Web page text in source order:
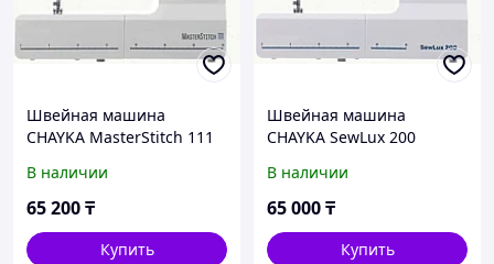
Швейная машина
CHAYKA MasterStitch 111
В наличии
65 200₸
Купить
Швейная машина
CHAYKA SewLux 200
В наличии
65 000₸
Купить